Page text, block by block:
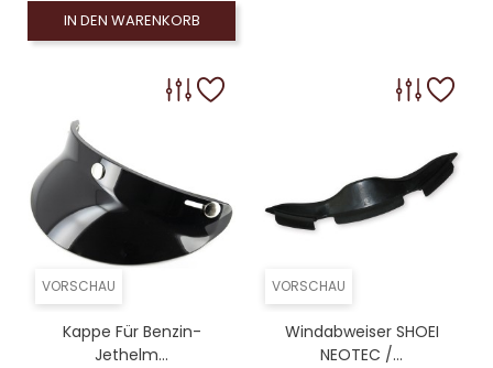
IN DEN WARENKORB
VORSCHAU
Kappe Für Benzin-
Jethelm...
VORSCHAU
Windabweiser SHOEI
NEOTEC /...